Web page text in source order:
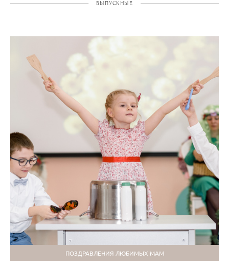
ВЫПУСКНЫЕ
ПОЗДРАВЛЕНИЯ ЛЮБИМЫХ МАМ